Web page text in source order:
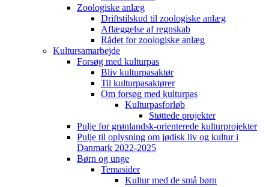
Zoologiske anlæg
Driftstilskud til zoologiske anlæg
Aflæggelse af regnskab
Rådet for zoologiske anlæg
Kultursamarbejde
Forsøg med kulturpas
Bliv kulturpasaktør
Til kulturpasaktører
Om forsøg med kulturpas
Kulturpasforløb
Støttede projekter
Pulje for grønlandsk-orienterede kulturprojekter
Pulje til oplysning om jødisk liv og kultur i
Danmark 2022-2025
Børn og unge
Temasider
Kultur med de små børn